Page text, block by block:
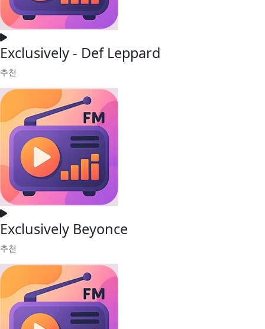
Exclusively - Def Leppard
추천
Exclusively Beyonce
추천